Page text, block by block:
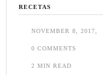
RECETAS
NOVEMBER 8, 2017
0 COMMENTS
2 MIN READ